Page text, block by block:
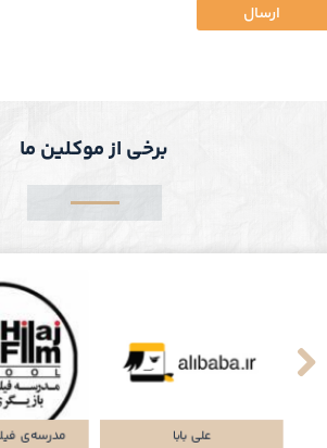
ارسال
شرکت توتان پلتفرم جاباما
برخی از موکلین ما